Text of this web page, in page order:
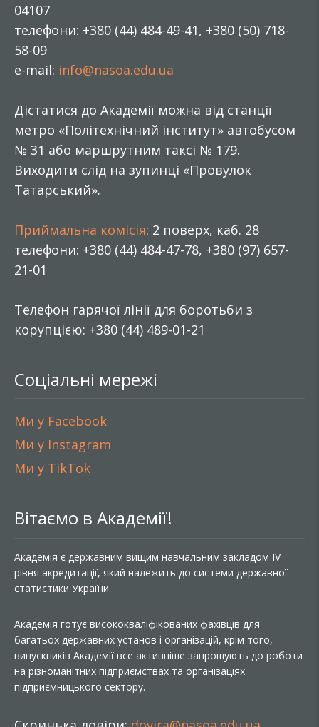
04107
телефони: +380 (44) 484-49-41, +380 (50) 718-
58-09
e-mail: info@nasoa.edu.ua
Дістатися до Академії можна від станції
метро «Політехнічний інститут» автобусом
№ 31 або маршрутним таксі № 179.
Виходити слід на зупинці «Провулок
Татарський».
Приймальна комісія: 2 поверх, каб. 28
телефони: +380 (44) 484-47-78, +380 (97) 657-
21-01
Телефон гарячої лінії для боротьби з
корупцією: +380 (44) 489-01-21
Соціальні мережі
Ми у Facebook
Ми у Instagram
Ми у TikTok
Вітаємо в Академії!
Академія є державним вищим навчальним закладом IV
рівня акредитації, який належить до системи державної
статистики України.
Академія готує висококваліфікованих фахівців для
багатьох державних установ і організацій, крім того,
випускників Академії все активніше запрошують до роботи
на різноманітних підприємствах та організаціях
підприємницького сектору.